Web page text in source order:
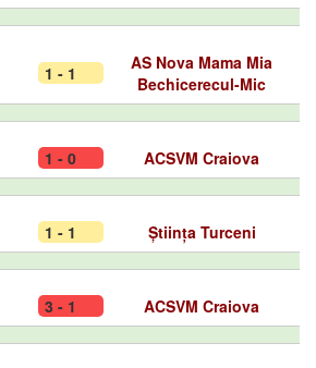
1 - 1
AS Nova Mama Mia
Bechicerecul-Mic
1 - 0 ACSVM Craiova
1 - 1 Știința Turceni
3 - 1 ACSVM Craiova